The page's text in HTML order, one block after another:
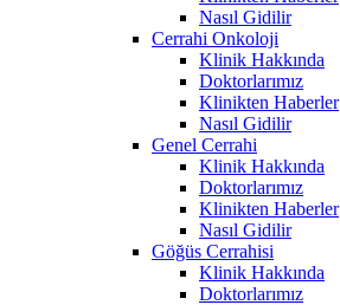
Nasıl Gidilir
Cerrahi Onkoloji
Klinik Hakkında
Doktorlarımız
Klinikten Haberler
Nasıl Gidilir
Genel Cerrahi
Klinik Hakkında
Doktorlarımız
Klinikten Haberler
Nasıl Gidilir
Göğüs Cerrahisi
Klinik Hakkında
Doktorlarımız